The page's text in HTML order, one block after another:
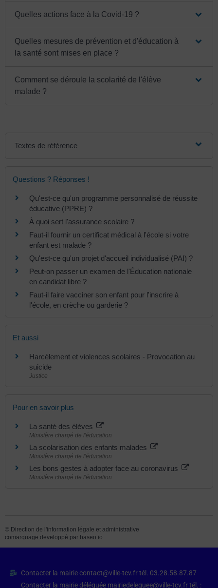
Quelles actions face à la Covid-19 ?
Quelles mesures de prévention et d'éducation à
la santé sont mises en place ?
Comment se déroule la scolarité de l'élève
malade ?
Textes de référence
Questions ? Réponses !
Qu'est-ce qu'un programme personnalisé de réussite
éducative (PPRE) ?
À quoi sert l'assurance scolaire ?
Faut-il fournir un certificat médical à l'école si votre
enfant est malade ?
Qu'est-ce qu'un projet d'accueil individualisé (PAI) ?
Peut-on passer un examen de l'Éducation nationale
en candidat libre ?
Faut-il faire vacciner son enfant pour l'inscrire à
l'école, en crèche ou garderie ?
Et aussi
Harcèlement et violences scolaires - Provocation au
suicide
Justice
Pour en savoir plus
La santé des élèves
Ministère chargé de l'éducation
La scolarisation des enfants malades
Ministère chargé de l'éducation
Les bons gestes à adopter face au coronavirus
Ministère chargé de l'éducation
© Direction de l'information légale et administrative
comarquage developpé par baseo.io
Contacter la mairie contact@ville-tcv.fr tél. 03.28.58.87.87
Contacter la mairie déléguée mairiedeleguee@ville-tcv.fr tél. :